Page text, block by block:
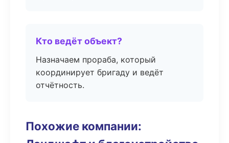
Кто ведёт объект?
Назначаем прораба, который
координирует бригаду и ведёт
отчётность.
Похожие компании: